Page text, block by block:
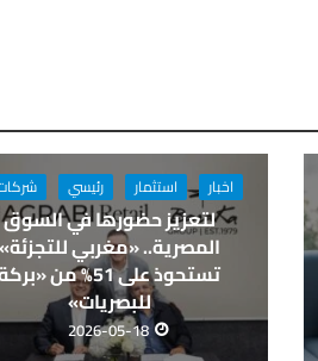
اخبار استثمار رئيسي
لتعزيز حضورها في السوق
المصرية.. «مغربي
تستحوذ على 51% من
للبصريات»
2026-05-18